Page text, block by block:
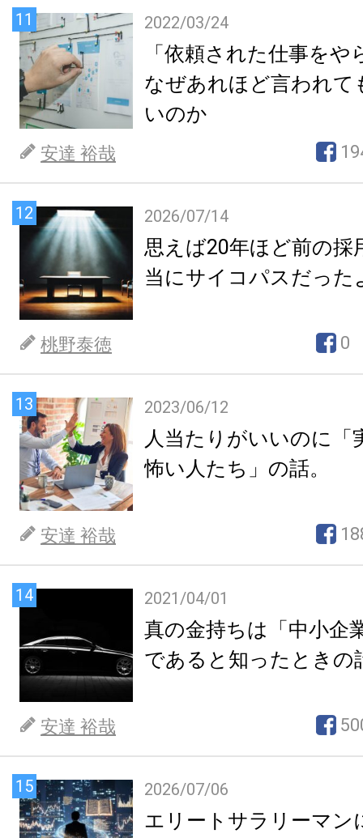
11 2022/03/24
「依頼された仕事を
なぜあれほど言われて
いのか
安達 裕哉
12 2026/07/14
思えば20年ほど前の採
当にサイコパスだった
桃野泰徳 0
13 2023/06/12
人当たりがいいのに「
怖い人たち」の話。
安達 裕哉
14 2021/04/01
真の金持ちは「中小企
であると知ったときの
安達 裕哉
15 2026/07/06
エリートサラリーマン